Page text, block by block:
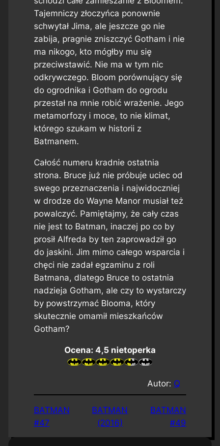
Tajemniczy złoczyńca ponownie
schwytał Jima, ale jeszcze go nie
zabija, pragnie zniszczyć Gotham i nie
ma nikogo, kto mógłby mu się
przeciwstawić. Nie ma w tym nic
odkrywczego. Bloom porównujący się
do ogrodnika i Gotham do ogrodu
przestał na mnie robić wrażenie. Jego
metamorfozy i moce, to nie klimat,
którego szukam w historii z
Batmanem.
Całość numeru kradnie ostatnia
strona. Bruce już nie próbuje uciec od
swego przeznaczenia i najwidoczniej
w drodze do Wayne Manor musiał też
powalczyć. Pamiętajmy, że cały czas
nie jest to Batman, inaczej po co by
prosił Alfreda by ten zaprowadził go
do jaskini. Jim mimo całego wsparcia i
chęci nie zadał egzaminu z roli
Batmana, dlatego Bruce to ostatnia
nadzieja Gotham, ale czy to wystarczy
by powstrzymać Blooma, który
skutecznie omamił mieszkańców
Gotham?
Ocena: 4,5 nietoperka
Autor: Q
BATMAN
#47
BATMAN
(2016)
BATMAN
#49